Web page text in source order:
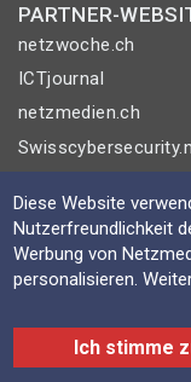
PARTNER-
netzwoche.ch
ICTjournal
netzmedien.ch
© NETZMEDIEN
Impressum
AGB
Datenschutzerklärung
Diese Website
Nutzerfreundlichkeit
Werbung von
personalisieren.
Ich stimme